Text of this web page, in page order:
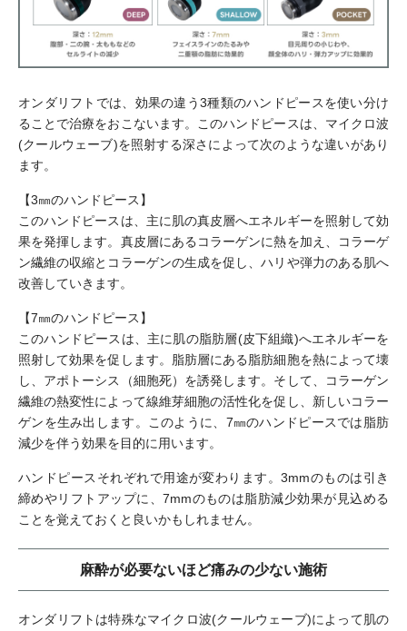
オンダリフトでは、効果の違う3種類のハンドピースを使い分け
ることで治療をおこないます。このハンドピースは、マイクロ波
(クールウェーブ)を照射する深さによって次のような違いがあり
ます。
【3㎜のハンドピース】
このハンドピースは、主に肌の真皮層へエネルギーを照射して効
果を発揮します。真皮層にあるコラーゲンに熱を加え、コラーゲ
ン繊維の収縮とコラーゲンの生成を促し、ハリや弾力のある肌へ
改善していきます。
【7㎜のハンドピース】
このハンドピースは、主に肌の脂肪層(皮下組織)へエネルギーを
照射して効果を促します。脂肪層にある脂肪細胞を熱によって壊
し、アポトーシス（細胞死）を誘発します。そして、コラーゲン
繊維の熱変性によって線維芽細胞の活性化を促し、新しいコラー
ゲンを生み出します。このように、7㎜のハンドピースでは脂肪
減少を伴う効果を目的に用います。
ハンドピースそれぞれで用途が変わります。3mmのものは引き
締めやリフトアップに、7mmのものは脂肪減少効果が見込める
ことを覚えておくと良いかもしれません。
麻酔が必要ないほど痛みの少ない施術
オンダリフトは特殊なマイクロ波(クールウェーブ)によって肌の